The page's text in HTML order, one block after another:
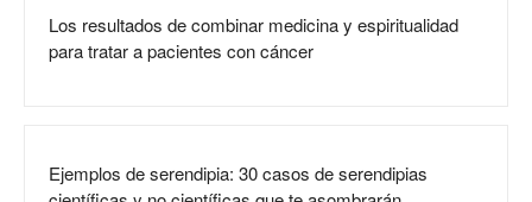
Los resultados de combinar medicina y espiritualidad
para tratar a pacientes con cáncer
Ejemplos de serendipia: 30 casos de serendipias